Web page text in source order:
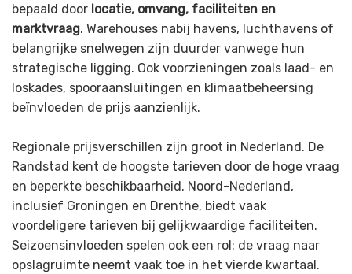
bepaald door locatie, omvang, faciliteiten en
marktvraag. Warehouses nabij havens, luchthavens of
belangrijke snelwegen zijn duurder vanwege hun
strategische ligging. Ook voorzieningen zoals laad- en
loskades, spooraansluitingen en klimaatbeheersing
beïnvloeden de prijs aanzienlijk.
Regionale prijsverschillen zijn groot in Nederland. De
Randstad kent de hoogste tarieven door de hoge vraag
en beperkte beschikbaarheid. Noord-Nederland,
inclusief Groningen en Drenthe, biedt vaak
voordeligere tarieven bij gelijkwaardige faciliteiten.
Seizoensinvloeden spelen ook een rol: de vraag naar
opslagruimte neemt vaak toe in het vierde kwartaal.